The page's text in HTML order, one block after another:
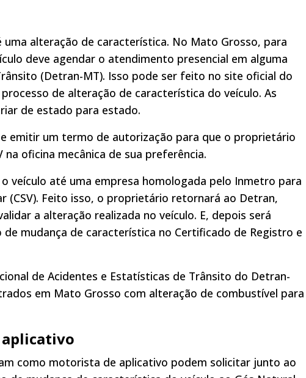
alteração de característica. No Mato Grosso, para
deve agendar o atendimento presencial em alguma
(Detran-MT). Isso pode ser feito no site oficial do
de alteração de característica do veículo. As
de estado para estado.
emitir um termo de autorização para que o proprietário
oficina mecânica de sua preferência.
veículo até uma empresa homologada pelo Inmetro para
(CSV). Feito isso, o proprietário retornará ao Detran,
a alteração realizada no veículo. E, depois será
mudança de característica no Certificado de Registro e
de Acidentes e Estatísticas de Trânsito do Detran-
em Mato Grosso com alteração de combustível para
aplicativo
como motorista de aplicativo podem solicitar junto ao